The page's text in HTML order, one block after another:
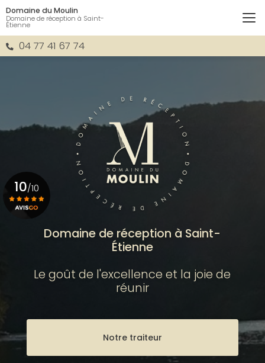
Aller
au
contenu
principal04 77 41 67 74
Domaine du Moulin
Domaine de réception à Saint-
Étienne
Domaine de réception à Saint-
Étienne
Le goût de l'excellence et la joie de
réunir
Notre traiteur
10/10